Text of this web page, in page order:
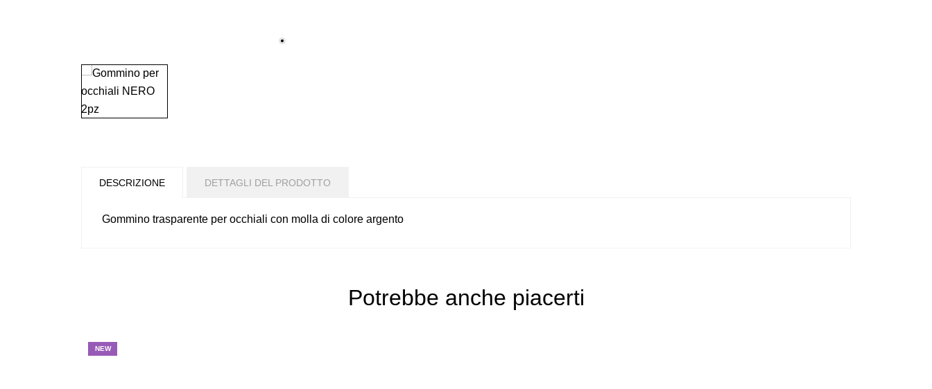
DESCRIZIONE DETTAGLI DEL PRODOTTO
Gommino trasparente per occhiali con molla di colore argento
Potrebbe anche piacerti
NEW